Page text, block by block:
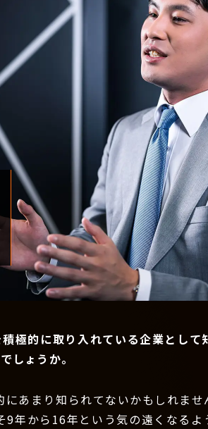
極的に取り入れている企業とし
しょうか。
にあまり知られてないかもしれま
9年から16年という気の遠くなる